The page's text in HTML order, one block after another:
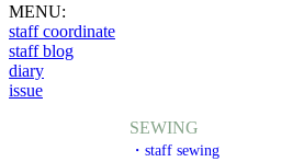
MENU:
staff coordinate
staff blog
diary
issue
SEWING
・staff sewing